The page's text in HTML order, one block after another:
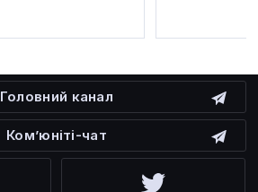
Головний канал
Ком’юніті-чат